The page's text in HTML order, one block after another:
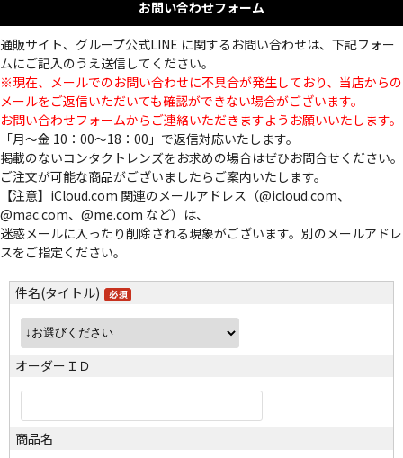
お問い合わせフォーム
通販サイト、グループ公式LINE に関するお問い合わせは、下記フォー
ムにご記入のうえ送信してください。
※現在、メールでのお問い合わせに不具合が発生しており、当店からの
メールをご返信いただいても確認ができない場合がございます。
お問い合わせフォームからご連絡いただきますようお願いいたします。
「月～金 10：00～18：00」で返信対応いたします。
掲載のないコンタクトレンズをお求めの場合はぜひお問合せください。
ご注文が可能な商品がございましたらご案内いたします。
【注意】iCloud.com 関連のメールアドレス（@icloud.com、
@mac.com、@me.com など）は、
迷惑メールに入ったり削除される現象がございます。別のメールアドレ
スをご指定ください。
件名(タイトル)
オーダーＩＤ
商品名